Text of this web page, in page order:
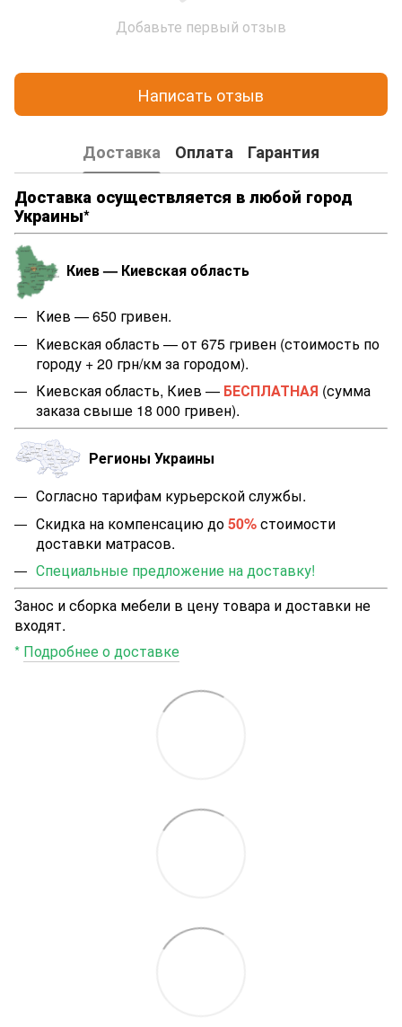
Добавьте первый отзыв
Написать отзыв
Доставка Оплата
Гарантия
Доставка осуществляется в любой город
Украины*
Киев — Киевская область
Киев — 650 гривен.
Киевская область — от 675 гривен (стоимость по
городу + 20 грн/км за городом).
Киевская область, Киев — БЕСПЛАТНАЯ (сумма
заказа свыше 18 000 гривен).
Регионы Украины
Согласно тарифам курьерской службы.
Скидка на компенсацию до50%стоимости
доставки матрасов.
Специальные предложение на доставку!
Занос и сборка мебели в цену товара и доставки не
входят.
* Подробнее о доставке